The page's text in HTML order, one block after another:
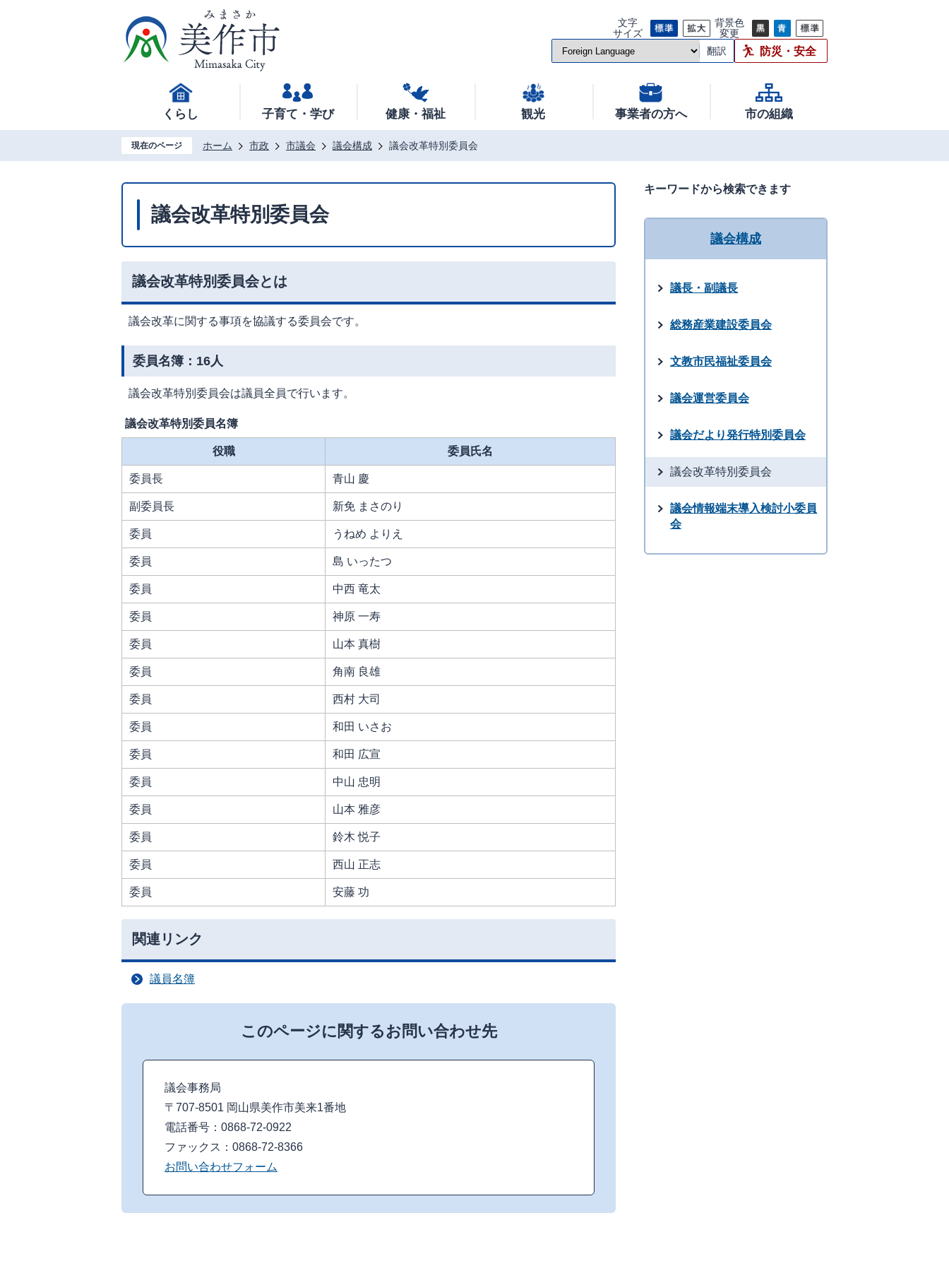
文字
サイズ
背景色
変更
翻訳
防災・安全
くらし 子育て・学び 健康・福祉 観光 事業者の方へ 市の組織
現在のページ ホーム 市政 市議会 議会構成 議会改革特別委員会
議会改革特別委員会
議会改革特別委員会とは
議会改革に関する事項を協議する委員会です。
委員名簿：16人
議会改革特別委員会は議員全員で行います。
議会改革特別委員名簿
役職 委員氏名
委員長 青山 慶
副委員長 新免 まさのり
委員 うねめ よりえ
委員 島 いったつ
委員 中西 竜太
委員 神原 一寿
委員 山本 真樹
委員 角南 良雄
委員 西村 大司
委員 和田 いさお
委員 和田 広宣
委員 中山 忠明
委員 山本 雅彦
委員 鈴木 悦子
委員 西山 正志
委員 安藤 功
関連リンク
議員名簿
このページに関するお問い合わせ先
議会事務局
〒707-8501 岡山県美作市美来1番地
電話番号：0868-72-0922
ファックス：0868-72-8366
お問い合わせフォーム
キーワードから検索できます
議会構成
議長・副議長
総務産業建設委員会
文教市民福祉委員会
議会運営委員会
議会だより発行特別委員会
議会改革特別委員会
議会情報端末導入検討小委員
会